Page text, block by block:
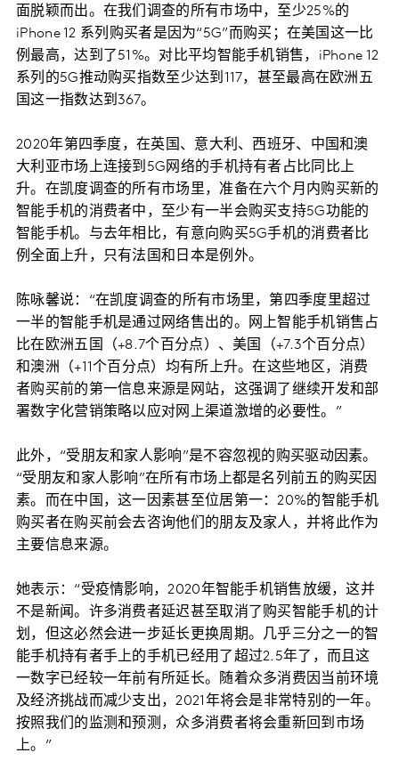
面脱颖而出。在我们调查的所有市场中，至少25%的
iPhone 12 系列购买者是因为“5G”而购买；在美国这一比
例最高，达到了51%。对比平均智能手机销售，iPhone 12
系列的5G推动购买指数至少达到117，甚至最高在欧洲五
国这一指数达到367。
2020年第四季度，在英国、意大利、西班牙、中国和澳
大利亚市场上连接到5G网络的手机持有者占比同比上
升。在凯度调查的所有市场里，准备在六个月内购买新的
智能手机的消费者中，至少有一半会购买支持5G功能的
智能手机。与去年相比，有意向购买5G手机的消费者比
例全面上升，只有法国和日本是例外。
陈咏馨说：“在凯度调查的所有市场里，第四季度里超过
一半的智能手机是通过网络售出的。网上智能手机销售占
比在欧洲五国（+8.7个百分点）、美国（+7.3个百分点）
和澳洲（+11个百分点）均有所上升。在这些地区，消费
者购买前的第一信息来源是网站，这强调了继续开发和部
署数字化营销策略以应对网上渠道激增的必要性。”
此外，“受朋友和家人影响”是不容忽视的购买驱动因素。
“受朋友和家人影响”在所有市场上都是名列前五的购买因
素。而在中国，这一因素甚至位居第一：20%的智能手机
购买者在购买前会去咨询他们的朋友及家人，并将此作为
主要信息来源。
她表示：“受疫情影响，2020年智能手机销售放缓，这并
不是新闻。许多消费者延迟甚至取消了购买智能手机的计
划，但这必然会进一步延长更换周期。几乎三分之一的智
能手机持有者手上的手机已经用了超过2.5年了，而且这
一数字已经较一年前有所延长。随着众多消费因当前环境
及经济挑战而减少支出，2021年将会是非常特别的一年。
按照我们的监测和预测，众多消费者将会重新回到市场
上。”